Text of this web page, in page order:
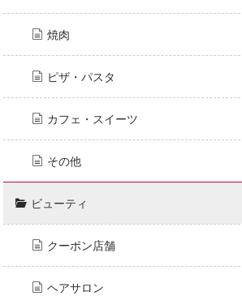
焼肉
ピザ・パスタ
カフェ・スイーツ
その他
ビューティ
クーポン店舗
ヘアサロン